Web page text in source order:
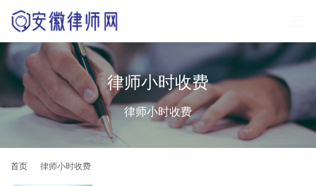
律师小时收费
律师小时收费
首页 律师小时收费